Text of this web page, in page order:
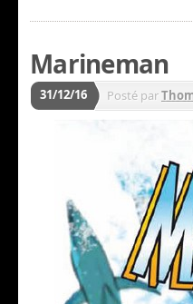
Marineman
31/12/16 Posté par